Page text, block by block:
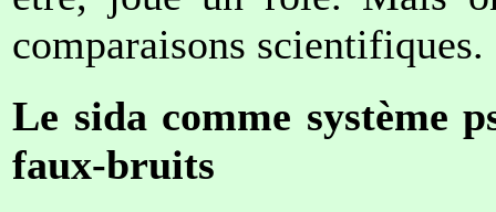
comparaisons scientifiques.
Le sida comme système
faux-bruits